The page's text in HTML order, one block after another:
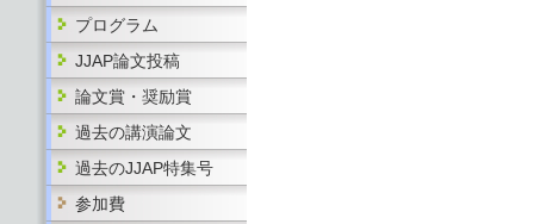
プログラム
JJAP論文投稿
論文賞・奨励賞
過去の講演論文
過去のJJAP特集号
参加費